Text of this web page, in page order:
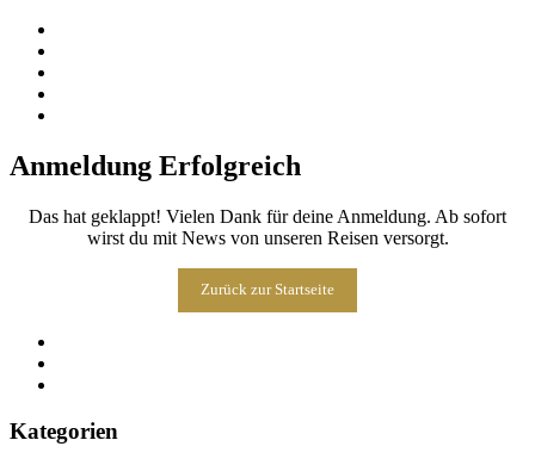
Anmeldung Erfolgreich
Das hat geklappt! Vielen Dank für deine Anmeldung. Ab sofort
wirst du mit News von unseren Reisen versorgt.
Zurück zur Startseite
Kategorien